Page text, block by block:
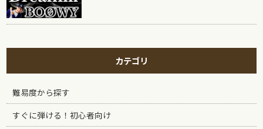
カテゴリ
難易度から探す
すぐに弾ける！初心者向け